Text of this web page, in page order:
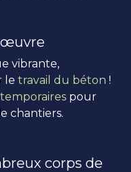
œuvre
vibrante,
le travail du béton !
pour
chantiers.
corps de